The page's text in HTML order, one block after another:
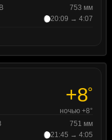
753 мм
20:09 → 4:07
+8°
ночью +8°
751 мм
21:45 → 4:05